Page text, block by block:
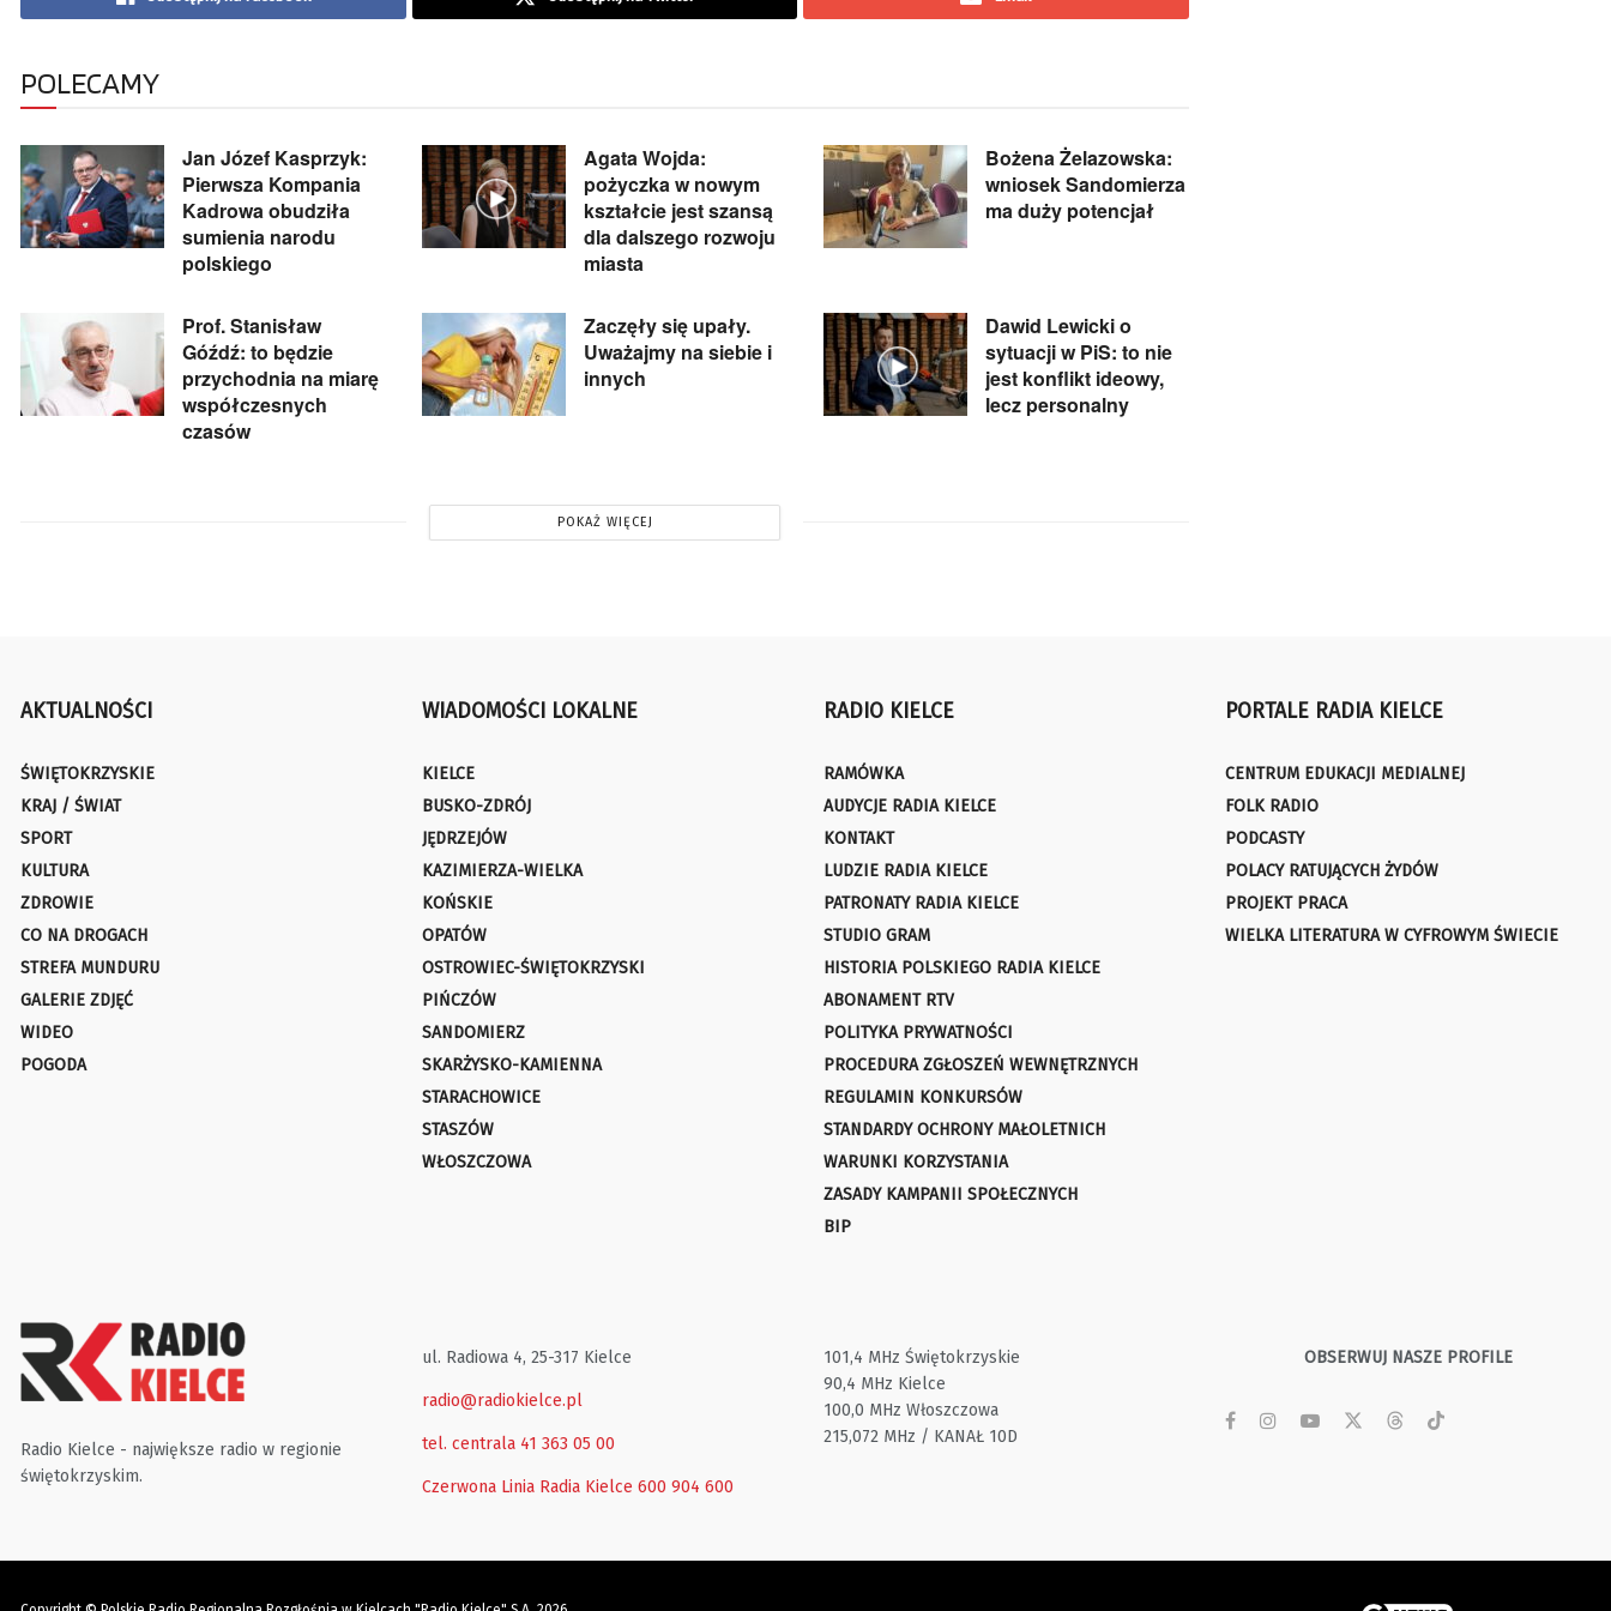
POLECAMY
Jan Józef Kasprzyk:
Pierwsza Kompania
Kadrowa obudziła
sumienia narodu
polskiego
Agata Wojda:
pożyczka w nowym
kształcie jest szansą
dla dalszego rozwoju
miasta
Bożena Żelazowska:
wniosek Sandomierza
ma duży potencjał
Prof. Stanisław
Góźdź: to będzie
przychodnia na miarę
współczesnych
czasów
Zaczęły się upały.
Uważajmy na siebie i
innych
Dawid Lewicki o
sytuacji w PiS: to nie
jest konflikt ideowy,
lecz personalny
POKAŻ WIĘCEJ
AKTUALNOŚCI
ŚWIĘTOKRZYSKIE
KRAJ / ŚWIAT
SPORT
KULTURA
ZDROWIE
CO NA DROGACH
STREFA MUNDURU
GALERIE ZDJĘĆ
WIDEO
POGODA
WIADOMOŚCI LOKALNE
KIELCE
BUSKO-ZDRÓJ
JĘDRZEJÓW
KAZIMIERZA-WIELKA
KOŃSKIE
OPATÓW
OSTROWIEC-ŚWIĘTOKRZYSKI
PIŃCZÓW
SANDOMIERZ
SKARŻYSKO-KAMIENNA
STARACHOWICE
STASZÓW
WŁOSZCZOWA
RADIO KIELCE
RAMÓWKA
AUDYCJE RADIA KIELCE
KONTAKT
LUDZIE RADIA KIELCE
PATRONATY RADIA KIELCE
STUDIO GRAM
HISTORIA POLSKIEGO RADIA KIELCE
ABONAMENT RTV
POLITYKA PRYWATNOŚCI
PROCEDURA ZGŁOSZEŃ WEWNĘTRZNYCH
REGULAMIN KONKURSÓW
STANDARDY OCHRONY MAŁOLETNICH
WARUNKI KORZYSTANIA
ZASADY KAMPANII SPOŁECZNYCH
BIP
PORTALE RADIA KIELCE
CENTRUM EDUKACJI MEDIALNEJ
FOLK RADIO
PODCASTY
POLACY RATUJĄCYCH ŻYDÓW
PROJEKT PRACA
WIELKA LITERATURA W CYFROWYM ŚWIECIE
Radio Kielce - największe radio w regionie
świętokrzyskim.
ul. Radiowa 4, 25-317 Kielce
radio@radiokielce.pl
tel. centrala 41 363 05 00
Czerwona Linia Radia Kielce 600 904 600
101,4 MHz Świętokrzyskie
90,4 MHz Kielce
100,0 MHz Włoszczowa
215,072 MHz / KANAŁ 10D
OBSERWUJ NASZE PROFILE